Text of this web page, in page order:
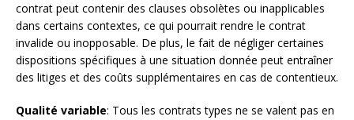
contrat peut contenir des clauses obsolètes ou inapplicables
dans certains contextes, ce qui pourrait rendre le contrat
invalide ou inopposable. De plus, le fait de négliger certaines
dispositions spécifiques à une situation donnée peut entraîner
des litiges et des coûts supplémentaires en cas de contentieux.
Qualité variable: Tous les contrats types ne se valent pas en